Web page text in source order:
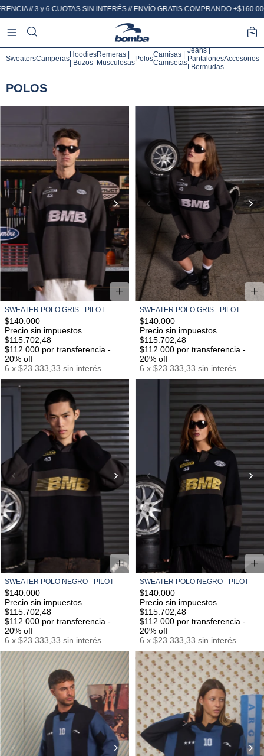
6 CUOTAS SIN INTERÉS // ENVÍO GRATIS COMPRANDO +$160.00020% OFF
SweatersCamperasHoodies
| Buzos
Remeras |
MusculosasPolosCamisas |
Camisetas
Jeans |
Pantalones
| Bermudas
Accesorios
POLOS
S/M M/LL/XL
SWEATER POLO GRIS - PILOT
$140.000
Precio sin impuestos
$115.702,48
$112.000 por transferencia -
20% off
6 x $23.333,33 sin interés
S/M M/LL/XL
SWEATER POLO GRIS - PILOT
$140.000
Precio sin impuestos
$115.702,48
$112.000 por transferencia -
20% off
6 x $23.333,33 sin interés
S/MM/LL/XL
SWEATER POLO NEGRO - PILOT
$140.000
Precio sin impuestos
$115.702,48
$112.000 por transferencia -
20% off
6 x $23.333,33 sin interés
S/M M/L L/XL
SWEATER POLO NEGRO - PILOT
$140.000
Precio sin impuestos
$115.702,48
$112.000 por transferencia -
20% off
6 x $23.333,33 sin interés